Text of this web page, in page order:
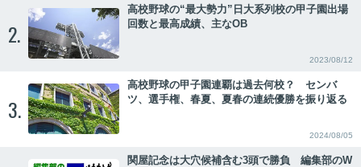
2.
高校野球の“最大勢力”日大系列校の甲子園出場
回数と最高成績、主なOB
2023/08/12
3.
高校野球の甲子園連覇は過去何校？ センバ
ツ、選手権、春夏、夏春の連続優勝を振り返る
2024/08/05
関屋記念は大穴候補含む3頭で勝負 編集部のW